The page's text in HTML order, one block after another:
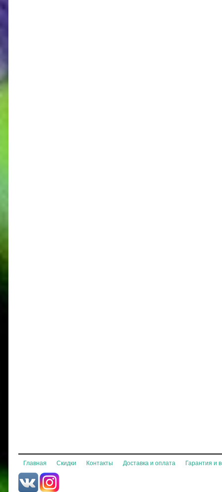
Главная Скидки Контакты Доставка и оплата Гарантия и